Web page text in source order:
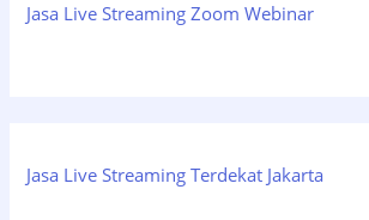
Jasa Live Streaming Zoom Webinar
Jasa Live Streaming Terdekat Jakarta